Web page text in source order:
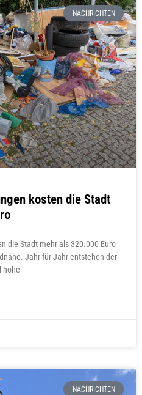
NACHRICHTEN
kosten die Stadt
die Stadt mehr als 320.000 Euro
Jahr für Jahr entstehen der
hohe
NACHRICHTEN